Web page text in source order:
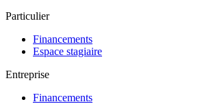
Particulier
Financements
Espace stagiaire
Entreprise
Financements